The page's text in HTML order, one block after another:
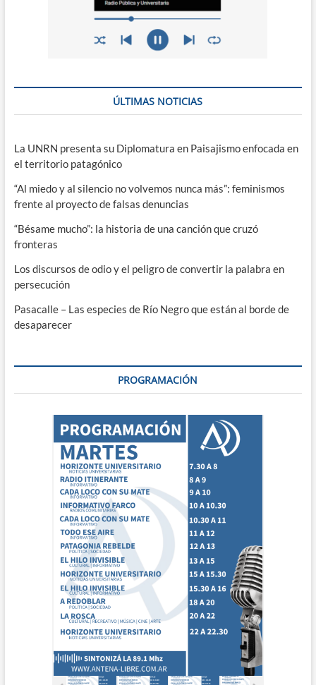
ÚLTIMAS NOTICIAS
La UNRN presenta su Diplomatura en Paisajismo enfocada en
el territorio patagónico
“Al miedo y al silencio no volvemos nunca más”: feminismos
frente al proyecto de falsas denuncias
“Bésame mucho”: la historia de una canción que cruzó
fronteras
Los discursos de odio y el peligro de convertir la palabra en
persecución
Pasacalle – Las especies de Río Negro que están al borde de
desaparecer
PROGRAMACIÓN